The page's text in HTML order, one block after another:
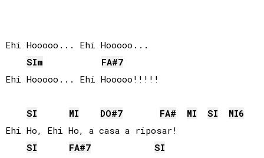
Ehi Hooooo... Ehi Hooooo...
SIm FA#7
Ehi Hooooo... Ehi Hooooo!!!!!
SI MI DO#7 FA# MI SI MI6
Ehi Ho, Ehi Ho, a casa a riposar!
SI
FA#7
SI